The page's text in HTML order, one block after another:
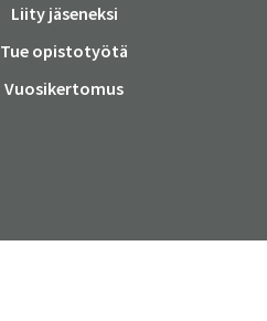
Liity jäseneksi
Tue opistotyötä
Vuosikertomus